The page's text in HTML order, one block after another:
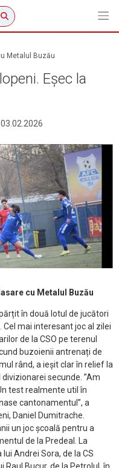
Metalul Buzău
Eșec la
03.02.2026
cu Metalul Buzău
în două lotul de jucători
mai interesant joc al zilei
de la CSO pe terenul
buzoienii antrenați de
rând, a ieșit clar în relief la
secunde. ”Am
test realmente util în
cantonamentul”, a
Daniel Dumitrache.
un joc școală pentru a
de la Predeal. La
Andrei Sora, de la CS